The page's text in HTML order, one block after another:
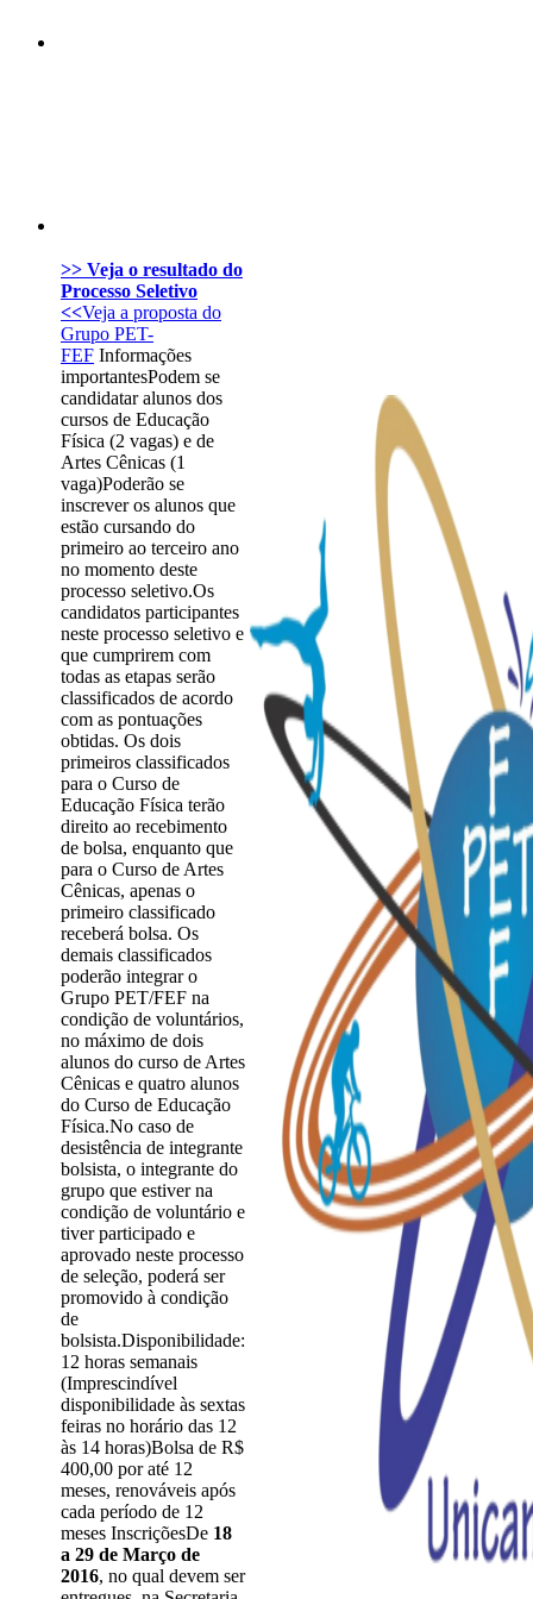
>> Veja o resultado do
Processo Seletivo
<<Veja a proposta do
Grupo PET-
FEF Informações
importantesPodem se
candidatar alunos dos
cursos de Educação
Física (2 vagas) e de
Artes Cênicas (1
vaga)Poderão se
inscrever os alunos que
estão cursando do
primeiro ao terceiro ano
no momento deste
processo seletivo.Os
candidatos participantes
neste processo seletivo e
que cumprirem com
todas as etapas serão
classificados de acordo
com as pontuações
obtidas. Os dois
primeiros classificados
para o Curso de
Educação Física terão
direito ao recebimento
de bolsa, enquanto que
para o Curso de Artes
Cênicas, apenas o
primeiro classificado
receberá bolsa. Os
demais classificados
poderão integrar o
Grupo PET/FEF na
condição de voluntários,
no máximo de dois
alunos do curso de Artes
Cênicas e quatro alunos
do Curso de Educação
Física.No caso de
desistência de integrante
bolsista, o integrante do
grupo que estiver na
condição de voluntário e
tiver participado e
aprovado neste processo
de seleção, poderá ser
promovido à condição
de
bolsista.Disponibilidade:
12 horas semanais
(Imprescindível
disponibilidade às sextas
feiras no horário das 12
às 14 horas)Bolsa de R$
400,00 por até 12
meses, renováveis após
cada período de 12
meses InscriçõesDe 18
a 29 de Março de
2016, no qual devem ser